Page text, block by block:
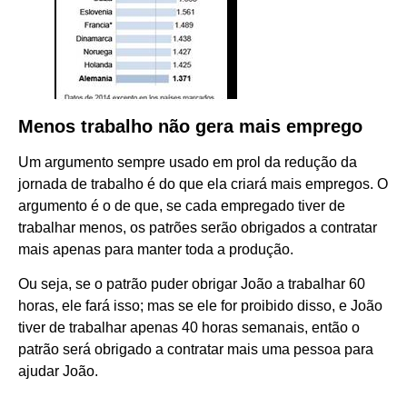
Menos trabalho não gera mais emprego
Um argumento sempre usado em prol da redução da
jornada de trabalho é do que ela criará mais empregos. O
argumento é o de que, se cada empregado tiver de
trabalhar menos, os patrões serão obrigados a contratar
mais apenas para manter toda a produção.
Ou seja, se o patrão puder obrigar João a trabalhar 60
horas, ele fará isso; mas se ele for proibido disso, e João
tiver de trabalhar apenas 40 horas semanais, então o
patrão será obrigado a contratar mais uma pessoa para
ajudar João.